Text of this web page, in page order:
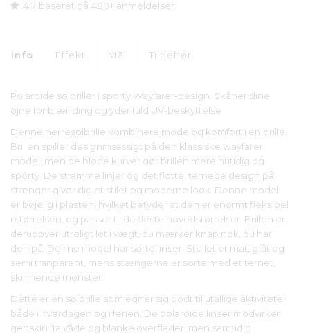
4,7 baseret på 480+ anmeldelser
Info Effekt Mål Tilbehør
Polaroide solbriller i sporty Wayfarer-design. Skåner dine
øjne for blænding og yder fuld UV-beskyttelse
Denne herresolbrille kombinere mode og komfort i en brille.
Brillen spiller designmæssigt på den klassiske wayfarer
model, men de bløde kurver gør brillen mere nutidig og
sporty. De stramme linjer og det flotte, ternede design på
stænger giver dig et stilet og moderne look. Denne model
er bøjelig i plasten, hvilket betyder at den er enormt fleksibel
i størrelsen, og passer til de fleste hovedstørrelser. Brillen er
derudover utroligt let i vægt, du mærker knap nok, du har
den på. Denne model har sorte linser. Stellet er mat, gråt og
semi tranparent, mens stængerne er sorte med et ternet,
skinnende mønster.
Dette er en solbrille som egner sig godt til utallige aktiviteter
både i hverdagen og i ferien. De polaroide linser modvirker
genskin fra våde og blanke overflader, men samtidig